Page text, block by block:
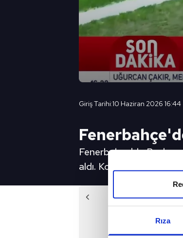
Rıza
Giriş Tarihi:10 Haziran 2026 16:44
Fenerbahçe'de Başkan
aldı. Konuyla ilgili